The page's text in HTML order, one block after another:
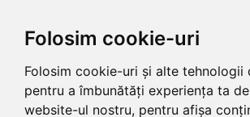
Folosim cookie-uri
Folosim cookie-uri și alte tehnologii
pentru a îmbunătăți experiența ta
website-ul nostru, pentru afișa